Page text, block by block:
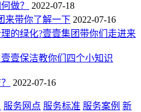
做？
2022-07-18
来带你了解一下 2022-07-16
的绿化?壹壹集团带你们走进来
壹保洁教你们四个小知识
2022-07-16
服务网点 服务标准 服务案例 新